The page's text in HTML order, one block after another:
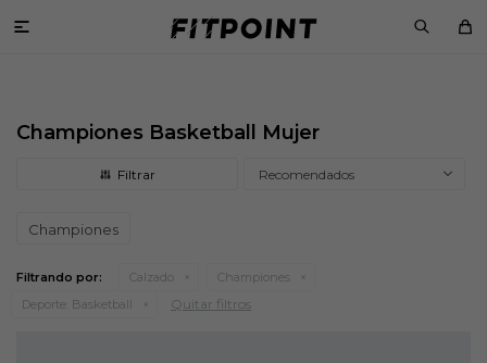

Championes Basketball Mujer
Recomendados
Championes
Filtrando por: Calzado
Championes
Deporte: Basketball Quitar filtros